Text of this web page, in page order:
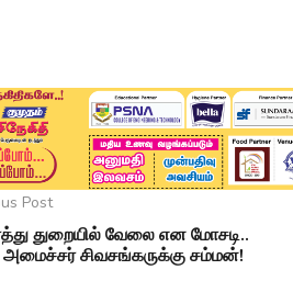
Post
துறையில் வேலை என மோசடி..
சிவசங்கருக்கு சம்மன்!